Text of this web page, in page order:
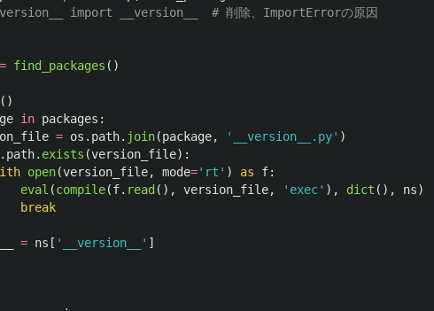
= find_packages ()
()
in packages :
= os . path. join(package, ' __version__.py' )
. path. exists (version_file):
open(version_file, mode=' rt ' ) as f:
eval (compile(f. read (), version_file, ' exec' ), dict (), ns)
break
= ns [ ' __version__ ' ]